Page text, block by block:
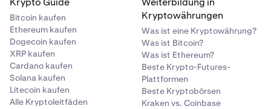
Bitcoin kaufen
Ethereum kaufen
Dogecoin kaufen
XRP kaufen
Cardano kaufen
Solana kaufen
Litecoin kaufen
Alle Kryptoleitfäden
Kryptowährungen
Was ist eine Kryptowährung?
Was ist Bitcoin?
Was ist Ethereum?
Beste Krypto-Futures-
Plattformen
Beste Kryptobörsen
Kraken vs. Coinbase